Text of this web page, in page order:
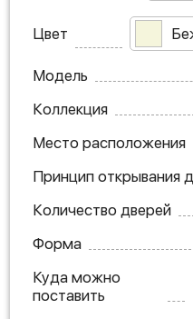
Цвет
Модель
Коллекция
Место расположения
Принцип открывания
Количество дверей
Форма
Куда можно
поставить